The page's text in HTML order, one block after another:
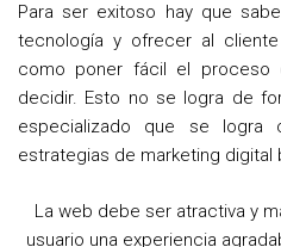
Para ser exitoso hay que
tecnología y ofrecer al
como poner fácil el proceso
decidir. Esto no se logra de
especializado que se logra
estrategias de marketing digital
La web debe ser atractiva y
usuario una experiencia